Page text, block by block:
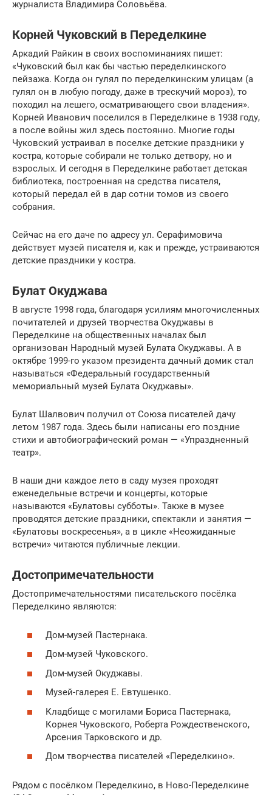
журналиста Владимира Соловьёва.
Корней Чуковский в Переделкине
Аркадий Райкин в своих воспоминаниях пишет:
«Чуковский был как бы частью переделкинского
пейзажа. Когда он гулял по переделкинским улицам (а
гулял он в любую погоду, даже в трескучий мороз), то
походил на лешего, осматривающего свои владения».
Корней Иванович поселился в Переделкине в 1938 году,
а после войны жил здесь постоянно. Многие годы
Чуковский устраивал в поселке детские праздники у
костра, которые собирали не только детвору, но и
взрослых. И сегодня в Переделкине работает детская
библиотека, построенная на средства писателя,
который передал ей в дар сотни томов из своего
собрания.
Сейчас на его даче по адресу ул. Серафимовича
действует музей писателя и, как и прежде, устраиваются
детские праздники у костра.
Булат Окуджава
В августе 1998 года, благодаря усилиям многочисленных
почитателей и друзей творчества Окуджавы в
Переделкине на общественных началах был
организован Народный музей Булата Окуджавы. А в
октябре 1999-го указом президента дачный домик стал
называться «Федеральный государственный
мемориальный музей Булата Окуджавы».
Булат Шалвович получил от Союза писателей дачу
летом 1987 года. Здесь были написаны его поздние
стихи и автобиографический роман — «Упраздненный
театр».
В наши дни каждое лето в саду музея проходят
еженедельные встречи и концерты, которые
называются «Булатовы субботы». Также в музее
проводятся детские праздники, спектакли и занятия —
«Булатовы воскресенья», а в цикле «Неожиданные
встречи» читаются публичные лекции.
Достопримечательности
Достопримечательностями писательского посёлка
Переделкино являются:
Дом-музей Пастернака.
Дом-музей Чуковского.
Дом-музей Окуджавы.
Музей-галерея Е. Евтушенко.
Кладбище с могилами Бориса Пастернака,
Корнея Чуковского, Роберта Рождественского,
Арсения Тарковского и др.
Дом творчества писателей «Переделкино».
Рядом с посёлком Переделкино, в Ново-Переделкине